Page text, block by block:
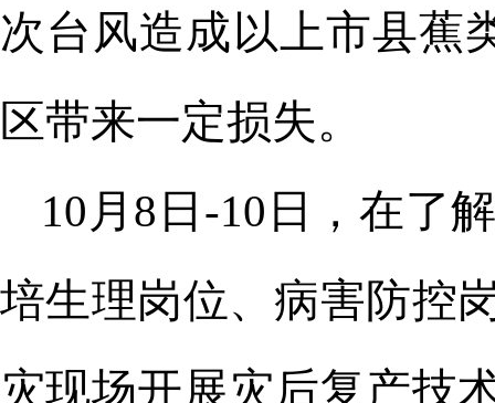
次台风造成以上市县蕉
区带来一定损失。
10月8日-10日， 在了
培生理岗位、病害防控
灾现场开展灾后复产技